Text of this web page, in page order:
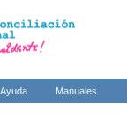
Ayuda Manuales